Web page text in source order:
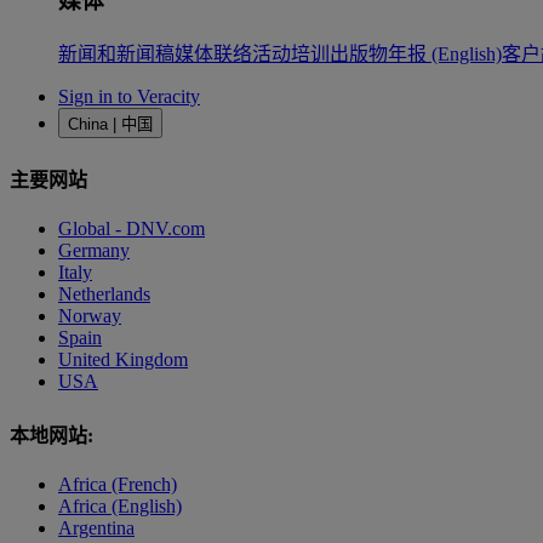
新闻和新闻稿媒体联络活动培训 出版物年报 (English)客
Sign in to Veracity
China | 中国
主要网站
Global - DNV.com
Germany
Italy
Netherlands
Norway
Spain
United Kingdom
USA
本地网站:
Africa (French)
Africa (English)
Argentina